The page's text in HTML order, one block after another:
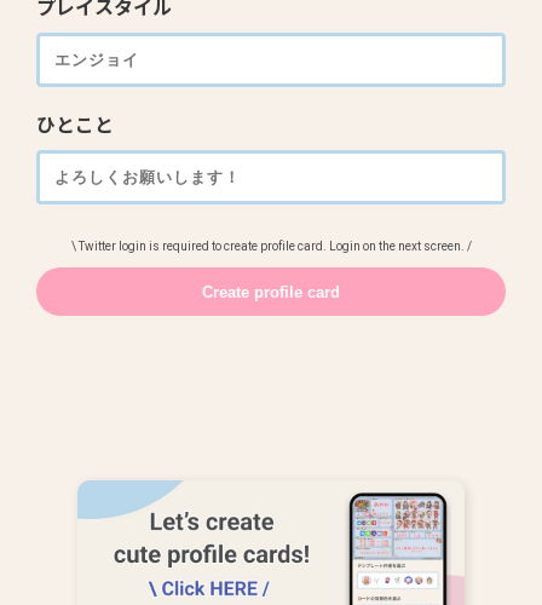
プレイスタイル
ひとこと
\ Twitter login is required to create profile card. Login on the next screen. /